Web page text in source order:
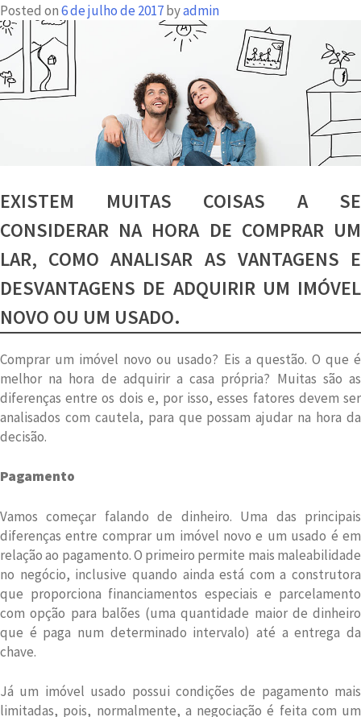
contra
o
mofo
Posted on6 de julho de 2017byadmin
EXISTEM MUITAS COISAS A SE
CONSIDERAR NA HORA DE COMPRAR UM
LAR, COMO ANALISAR AS VANTAGENS E
DESVANTAGENS DE ADQUIRIR UM IMÓVEL
NOVO OU UM USADO.
Comprar um imóvel novo ou usado? Eis a questão. O que é
melhor na hora de adquirir a casa própria? Muitas são as
diferenças entre os dois e, por isso, esses fatores devem ser
analisados com cautela, para que possam ajudar na hora da
decisão.
Pagamento
Vamos começar falando de dinheiro. Uma das principais
diferenças entre comprar um imóvel novo e um usado é em
relação ao pagamento. O primeiro permite mais maleabilidade
no negócio, inclusive quando ainda está com a construtora
que proporciona financiamentos especiais e parcelamento
com opção para balões (uma quantidade maior de dinheiro
que é paga num determinado intervalo) até a entrega da
chave.
Já um imóvel usado possui condições de pagamento mais
limitadas, pois, normalmente, a negociação é feita com um